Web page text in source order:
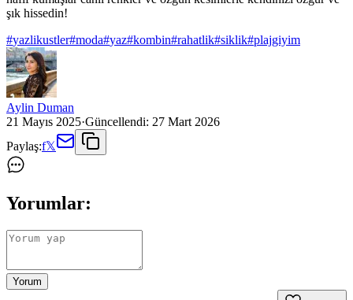
şık hissedin!
#yazlikustler#moda#yaz#kombin#rahatlik#siklik#plajgiyim
Aylin Duman
21 Mayıs 2025·Güncellendi: 27 Mart 2026
Paylaş:f𝕏
Yorumlar:
Yorum